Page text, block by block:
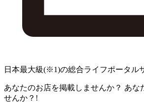
日本最大級(※1)の総合ライフポータル
あなたのお店を掲載しませんか？ あな
せんか？!